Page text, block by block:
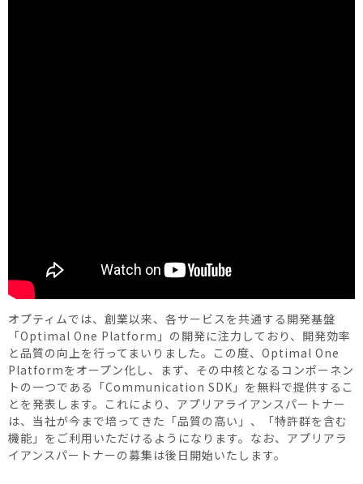
オプティムでは、創業以来、各サービスを共通する開発基盤
「Optimal One Platform」の開発に注力しており、開発効率
と品質の向上を行ってまいりました。この度、Optimal One
Platformをオープン化し、まず、その中核となるコンポーネン
トの一つである「Communication SDK」を無料で提供するこ
とを発表します。これにより、アプリアライアンスパートナー
は、当社が今まで培ってきた「品質の高い」、「特許群を含む
機能」をご利用いただけるようになります。なお、アプリアラ
イアンスパートナーの募集は後日開始いたします。